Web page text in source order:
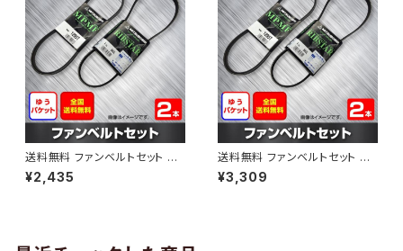
送料無料 ファンベルトセット 日
産 モコ 型式MG21S H15.05～
（国内トップメーカー） 2本セット
¥2,435
送料無料 ファンベルトセット 日
産 パルサーセリエ 型式FN15 H
11.10～ （国内トップメーカー） 2
¥3,309